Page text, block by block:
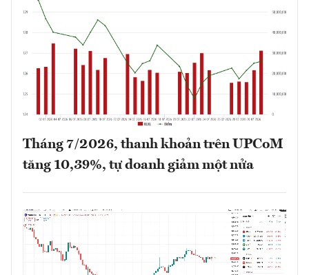
Tháng 7/2026, thanh khoản trên UPCoM
tăng 10,39%, tự doanh giảm một nửa